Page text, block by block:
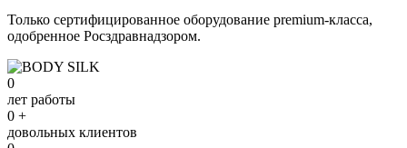
Только сертифицированное оборудование premium-класса,
одобренное Росздравнадзором.
0
лет работы
0 +
довольных клиентов